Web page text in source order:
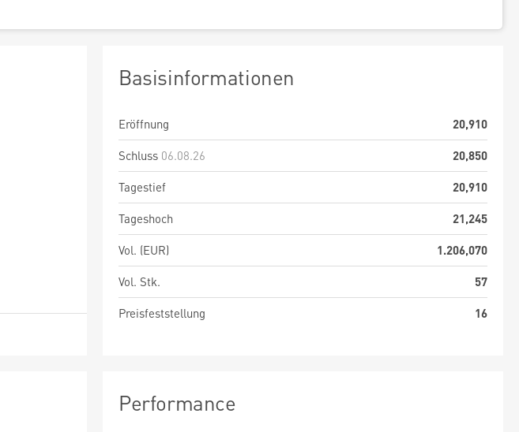
Basisinformationen
Eröffnung
20,910
Schluss 06.08.26
20,850
Tagestief
20,910
Tageshoch
21,245
Vol. (EUR)
1.206,070
Vol. Stk.
57
Preisfeststellung
16
Performance